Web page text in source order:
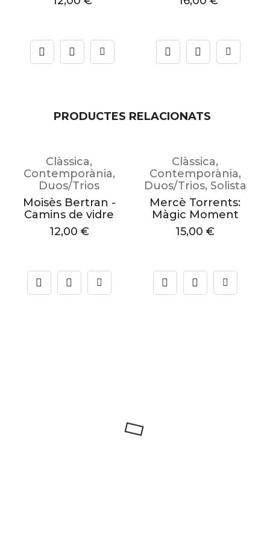
PRODUCTES RELACIONATS
Clàssica,
Contemporània,
Duos/Trios
Moisès Bertran -
Camins de vidre
12,00 €
Clàssica,
Contemporània,
Duos/Trios, Solista
Mercè Torrents:
Màgic Moment
15,00 €